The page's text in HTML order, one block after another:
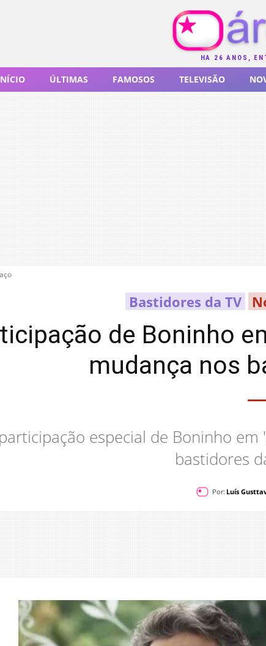
HÁ 26 ANOS,
ÚLTIMAS FAMOSOS TELEVISÃO
Bastidores da TV
de Boninho
mudança nos
especial de Boninho
bastidores
Por: Luís